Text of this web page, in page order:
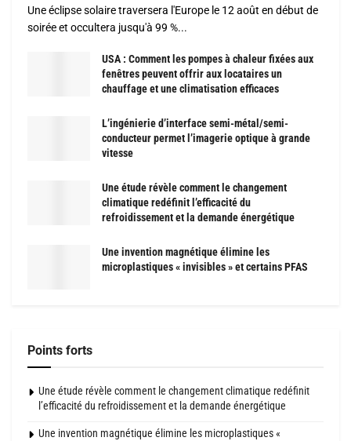
Une éclipse solaire traversera l'Europe le 12 août en début de
soirée et occultera jusqu'à 99 %...
USA : Comment les pompes à chaleur fixées aux
fenêtres peuvent offrir aux locataires un
chauffage et une climatisation efficaces
L’ingénierie d’interface semi-métal/semi-
conducteur permet l’imagerie optique à grande
vitesse
Une étude révèle comment le changement
climatique redéfinit l’efficacité du
refroidissement et la demande énergétique
Une invention magnétique élimine les
microplastiques « invisibles » et certains PFAS
Points forts
Une étude révèle comment le changement climatique redéfinit
l’efficacité du refroidissement et la demande énergétique
Une invention magnétique élimine les microplastiques «